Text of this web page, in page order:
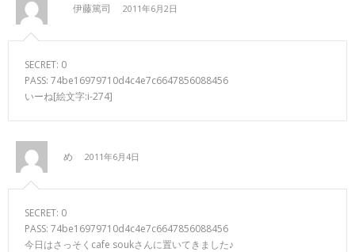
伊藤篤司 2011年6月2日
SECRET: 0
PASS: 74be16979710d4c4e7c6647856088456
いーね[絵文字:i-274]
め 2011年6月4日
SECRET: 0
PASS: 74be16979710d4c4e7c6647856088456
今日はさっそくcafe soukさんに置いてきました♪